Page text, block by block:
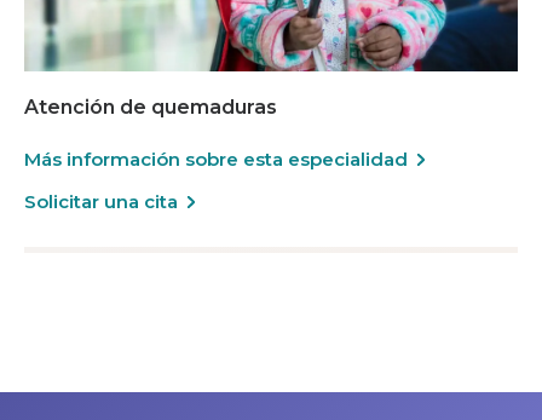
Atención de quemaduras
Más información sobre esta especialidad
Solicitar una cita